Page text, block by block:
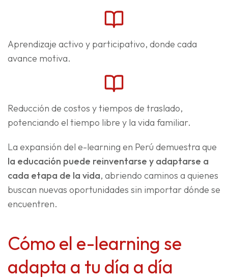
Aprendizaje activo y participativo, donde cada
avance motiva.
Reducción de costos y tiempos de traslado,
potenciando el tiempo libre y la vida familiar.
La expansión del e-learning en Perú demuestra que
la educación puede reinventarse y adaptarse a
cada etapa de la vida, abriendo caminos a quienes
buscan nuevas oportunidades sin importar dónde se
encuentren.
Cómo el e-learning se
adapta a tu día a día